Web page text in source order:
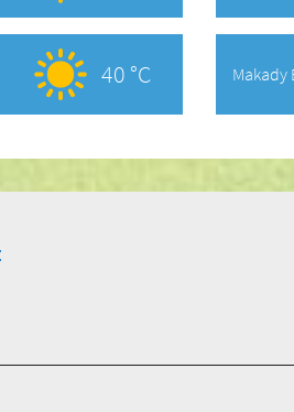
40 °C Makady